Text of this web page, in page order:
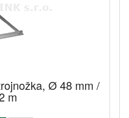
Ø 48 mm /
m